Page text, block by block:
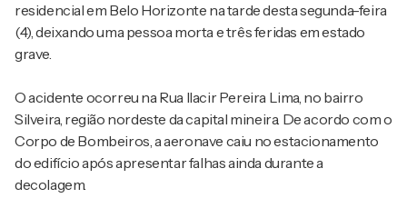
residencial em Belo Horizonte na tarde desta segunda-feira
(4), deixando uma pessoa morta e três feridas em estado
grave.
O acidente ocorreu na Rua Ilacir Pereira Lima, no bairro
Silveira, região nordeste da capital mineira. De acordo com o
Corpo de Bombeiros, a aeronave caiu no estacionamento
do edifício após apresentar falhas ainda durante a
decolagem.